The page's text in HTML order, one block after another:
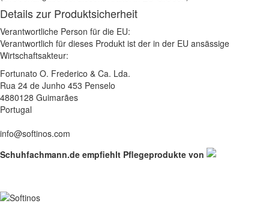
Details zur Produktsicherheit
Verantwortliche Person für die EU:
Verantwortlich für dieses Produkt ist der in der EU ansässige
Wirtschaftsakteur:
Fortunato O. Frederico & Ca. Lda.
Rua 24 de Junho 453 Penselo
4880128 Guimarães
Portugal
info@softinos.com
Schuhfachmann.de empfiehlt Pflegeprodukte von